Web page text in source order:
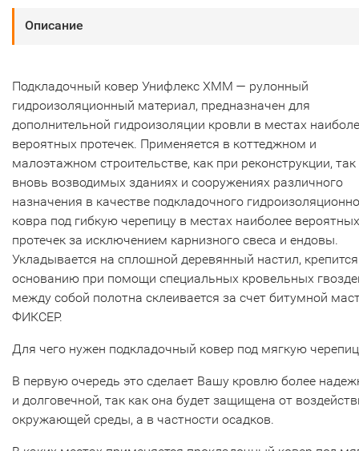
Описание
Подкладочный ковер Унифлекс ХММ — рулонный
гидроизоляционный материал, предназначен для
дополнительной гидроизоляции кровли в местах
вероятных протечек. Применяется в коттеджном и
малоэтажном строительстве, как при реконструкции,
вновь возводимых зданиях и сооружениях различного
назначения в качестве подкладочного
ковра под гибкую черепицу в местах наиболее вероятных
протечек за исключением карнизного свеса и ендовы.
Укладывается на сплошной деревянный настил,
основанию при помощи специальных кровельных
между собой полотна склеивается за счет битумной
ФИКСЕР.
Для чего нужен подкладочный ковер под мягкую
В первую очередь это сделает Вашу кровлю более
и долговечной, так как она будет защищена от
окружающей среды, а в частности осадков.